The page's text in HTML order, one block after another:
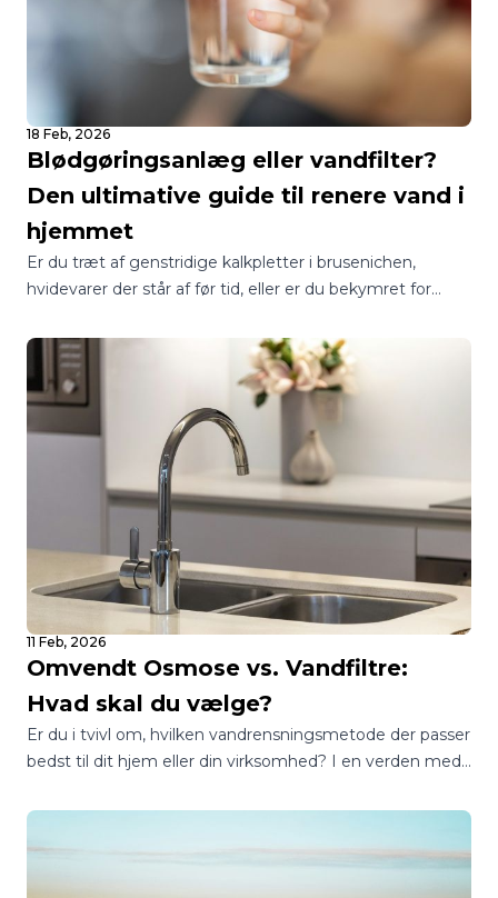
18 Feb, 2026
Blødgøringsanlæg eller vandfilter?
Den ultimative guide til renere vand i
hjemmet
Er du træt af genstridige kalkpletter i brusenichen,
hvidevarer der står af før tid, eller er du bekymret for
boligejere over for det samme spørgsmål: Skal jeg vælge
et blødgøringsanlæg eller et vandfilter?
11 Feb, 2026
Omvendt Osmose vs. Vandfiltre:
Hvad skal du vælge?
Er du i tvivl om, hvilken vandrensningsmetode der passer
bedst til dit hjem eller din virksomhed? I en verden med
rundt i, hvordan man sikrer sig adgang til rent og sikkert